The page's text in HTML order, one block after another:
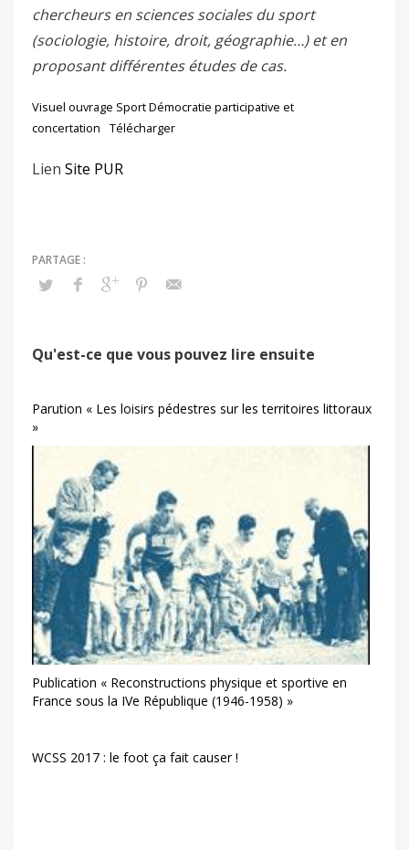
chercheurs en sciences sociales du sport
(sociologie, histoire, droit, géographie…) et en
proposant différentes études de cas.
Visuel ouvrage Sport Démocratie participative et
concertation
Télécharger
Lien Site PUR
Qu'est-ce que vous pouvez lire ensuite
Parution « Les loisirs pédestres sur les territoires littoraux
»
Publication « Reconstructions physique et sportive en
France sous la IVe République (1946-1958) »
WCSS 2017 : le foot ça fait causer !